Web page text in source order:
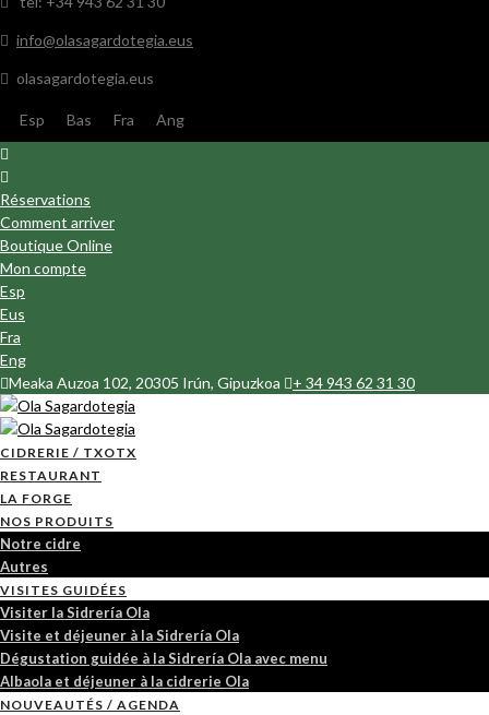
info@olasagardotegia.eus
olasagardotegia.eus
Esp Bas Fra Ang
Réservations
Comment arriver
Boutique Online
Mon compte
Esp
Eus
Fra
Eng
Meaka Auzoa 102, 20305 Irún, Gipuzkoa
+ 34 943 62 31 30
CIDRERIE / TXOTX
RESTAURANT
LA FORGE
NOS PRODUITS
Notre cidre
Autres
VISITES GUIDÉES
Visiter la Sidrería Ola
Visite et déjeuner à la Sidrería Ola
Dégustation guidée à la Sidrería Ola avec menu
Albaola et déjeuner à la cidrerie Ola
NOUVEAUTÉS / AGENDA